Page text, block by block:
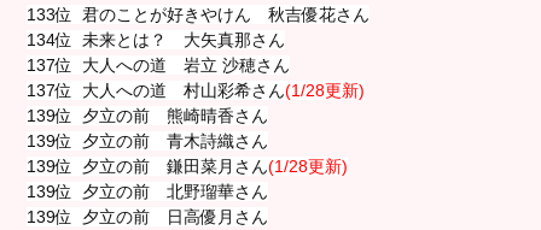
133位 君のことが好きやけん 秋吉優花さん
134位 未来とは？ 大矢真那さん
137位 大人への道 岩立 沙穂さん
137位 大人への道 村山彩希さん(1/28更新)
139位 夕立の前 熊崎晴香さん
139位 夕立の前 青木詩織さん
139位 夕立の前 鎌田菜月さん(1/28更新)
139位 夕立の前 北野瑠華さん
139位 夕立の前 日高優月さん